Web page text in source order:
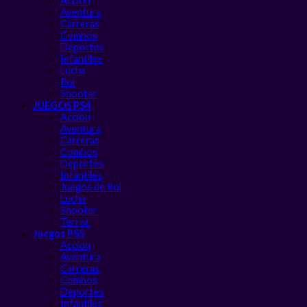
Aventura
Carreras
Combos
Deportes
Infantiles
Lucha
Rol
Shooter
JUEGOS PS4
Accion
Aventura
Carreras
Combos
Deportes
Infantiles
Juegos de Rol
Lucha
Shooter
Terror
Juegos PS5
Accion
Aventura
Carreras
Combos
Deportes
Infantiles